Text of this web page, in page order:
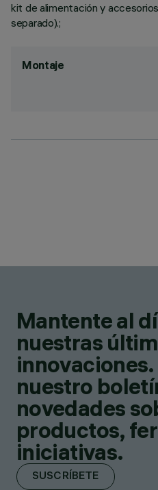
kit de alimentación y
separado).;
Montaje
Mantente al
nuestras
nuestro
novedades
productos,
iniciativas.
SUSCRÍBETE